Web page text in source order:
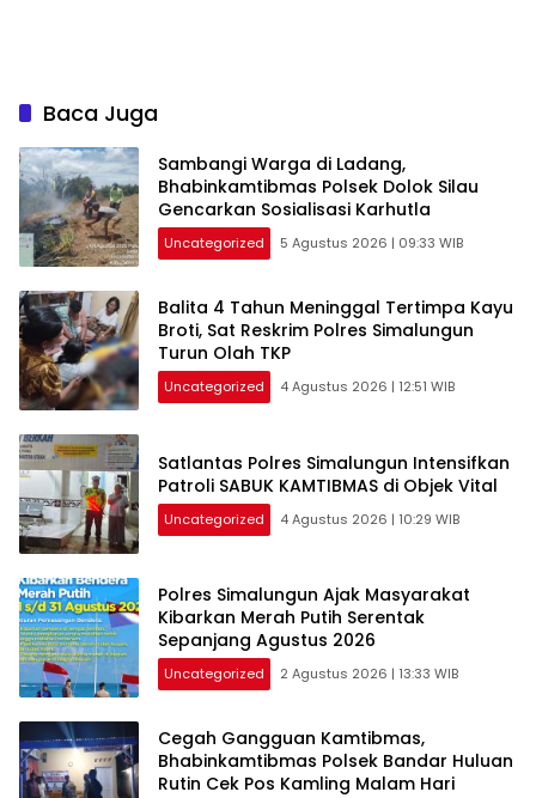
Baca Juga
Sambangi Warga di Ladang,
Bhabinkamtibmas Polsek Dolok Silau
Gencarkan Sosialisasi Karhutla
Uncategorized 5 Agustus 2026 | 09:33 WIB
Balita 4 Tahun Meninggal Tertimpa Kayu
Broti, Sat Reskrim Polres Simalungun
Turun Olah TKP
Uncategorized 4 Agustus 2026 | 12:51 WIB
Satlantas Polres Simalungun Intensifkan
Patroli SABUK KAMTIBMAS di Objek Vital
Uncategorized 4 Agustus 2026 | 10:29 WIB
Polres Simalungun Ajak Masyarakat
Kibarkan Merah Putih Serentak
Sepanjang Agustus 2026
Uncategorized 2 Agustus 2026 | 13:33 WIB
Cegah Gangguan Kamtibmas,
Bhabinkamtibmas Polsek Bandar Huluan
Rutin Cek Pos Kamling Malam Hari